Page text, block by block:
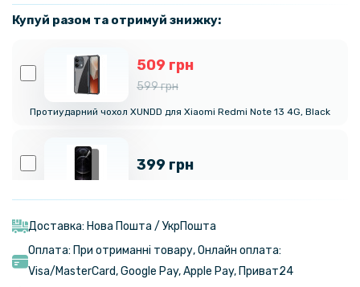
Купуй разом та отримуй знижку:
509 грн
599 грн
Протиударний чохол XUNDD для Xiaomi Redmi Note 13 4G, Black
399 грн
Гідрогелева плівка iNobi Privacy Matte для Xiaomi Redmi Note 13 4G​
349 грн
Доставка: Нова Пошта / УкрПошта
Оплата: При отриманні товару, Онлайн оплата:
Visa/MasterСard, Google Pay, Apple Pay, Приват24